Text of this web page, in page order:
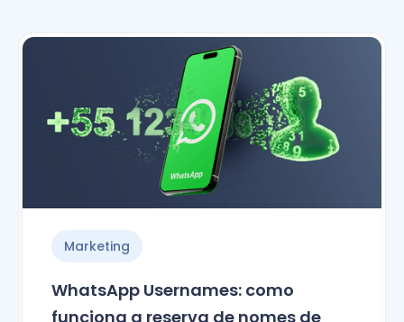
Marketing
WhatsApp Usernames: como
funciona a reserva de nomes de